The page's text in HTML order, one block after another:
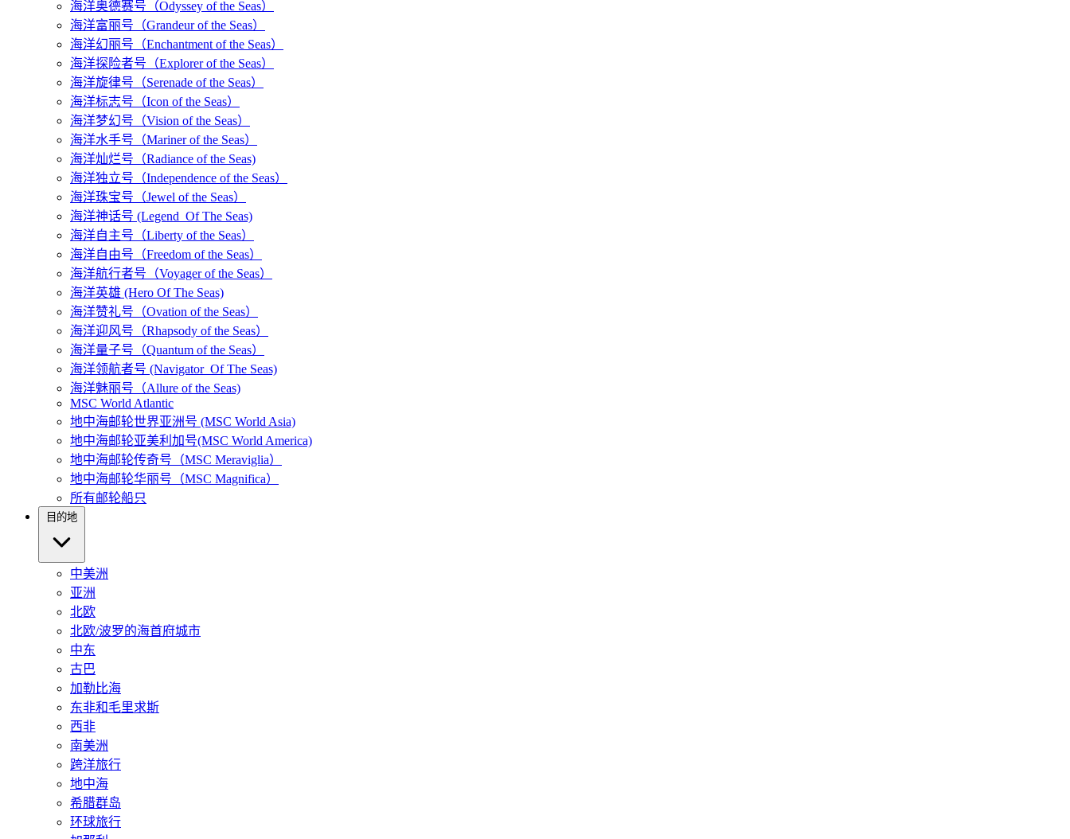
海洋奥德赛号（Odyssey of the Seas）
海洋富丽号（Grandeur of the Seas）
海洋幻丽号（Enchantment of the Seas）
海洋探险者号（Explorer of the Seas）
海洋旋律号（Serenade of the Seas）
海洋标志号（Icon of the Seas）
海洋梦幻号（Vision of the Seas）
海洋水手号（Mariner of the Seas）
海洋灿烂号（Radiance of the Seas)
海洋独立号（Independence of the Seas）
海洋珠宝号（Jewel of the Seas）
海洋神话号 (Legend Of The Seas)
海洋自主号（Liberty of the Seas）
海洋自由号（Freedom of the Seas）
海洋航行者号（Voyager of the Seas）
海洋英雄 (Hero Of The Seas)
海洋赞礼号（Ovation of the Seas）
海洋迎风号（Rhapsody of the Seas）
海洋量子号（Quantum of the Seas）
海洋领航者号 (Navigator Of The Seas)
海洋魅丽号（Allure of the Seas)
MSC World Atlantic
地中海邮轮世界亚洲号 (MSC World Asia)
地中海邮轮亚美利加号(MSC World America)
地中海邮轮传奇号（MSC Meraviglia）
地中海邮轮华丽号（MSC Magnifica）
所有邮轮船只
目的地
中美洲
亚洲
北欧
北欧/波罗的海首府城市
中东
古巴
加勒比海
东非和毛里求斯
西非
南美洲
跨洋旅行
地中海
希腊群岛
环球旅行